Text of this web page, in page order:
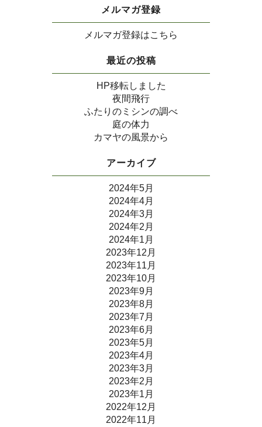
メルマガ登録
メルマガ登録はこちら
最近の投稿
HP移転しました
夜間飛行
ふたりのミシンの調べ
庭の体力
カマヤの風景から
アーカイブ
2024年5月
2024年4月
2024年3月
2024年2月
2024年1月
2023年12月
2023年11月
2023年10月
2023年9月
2023年8月
2023年7月
2023年6月
2023年5月
2023年4月
2023年3月
2023年2月
2023年1月
2022年12月
2022年11月